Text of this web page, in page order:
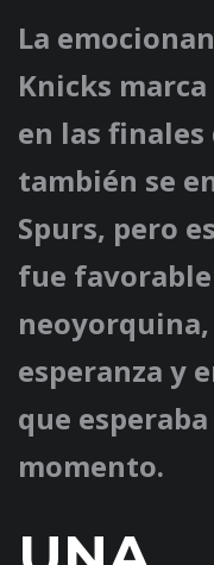
La
Knicks
en las finales
también se
Spurs, pero
fue
esperanza y
que
momento.